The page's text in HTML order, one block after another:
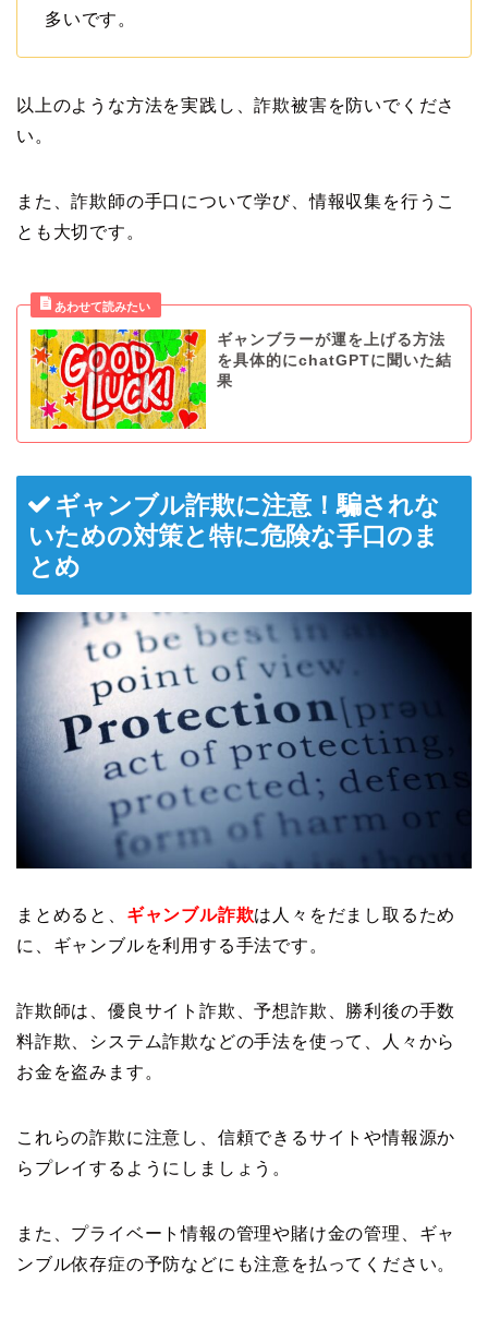
多いです。
以上のような方法を実践し、詐欺被害を防いでくださ
い。
また、詐欺師の手口について学び、情報収集を行うこ
とも大切です。
ギャンブラーが運を上げる方法
を具体的にchatGPTに聞いた結
果
ギャンブル詐欺に注意！騙されな
いための対策と特に危険な手口のま
とめ
まとめると、 ギャンブル詐欺は人々をだまし取るため
に、ギャンブルを利用する手法です。
詐欺師は、優良サイト詐欺、予想詐欺、勝利後の手数
料詐欺、システム詐欺などの手法を使って、人々から
お金を盗みます。
これらの詐欺に注意し、信頼できるサイトや情報源か
らプレイするようにしましょう。
また、プライベート情報の管理や賭け金の管理、ギャ
ンブル依存症の予防などにも注意を払ってください。